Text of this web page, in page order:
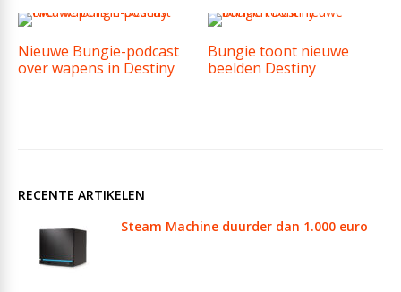
Nieuwe Bungie-podcast
over wapens in Destiny
Bungie toont nieuwe
beelden Destiny
RECENTE ARTIKELEN
Steam Machine duurder dan 1.000 euro